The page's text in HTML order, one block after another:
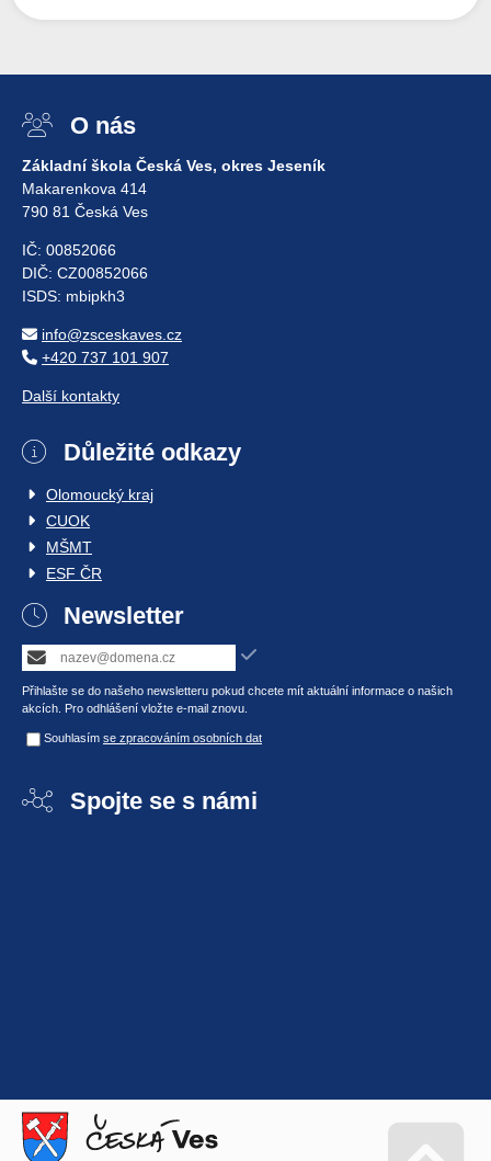
O nás
Základní škola Česká Ves, okres Jeseník
Makarenkova 414
790 81 Česká Ves
IČ: 00852066
DIČ: CZ00852066
ISDS: mbipkh3
info@zsceskaves.cz
+420 737 101 907
Další kontakty
Důležité odkazy
Olomoucký kraj
CUOK
MŠMT
ESF ČR
Newsletter
Přihlašte se do našeho newsletteru pokud chcete mít aktuální informace o našich
akcích. Pro odhlášení vložte e-mail znovu.
Souhlasím se zpracováním osobních dat
Spojte se s námi